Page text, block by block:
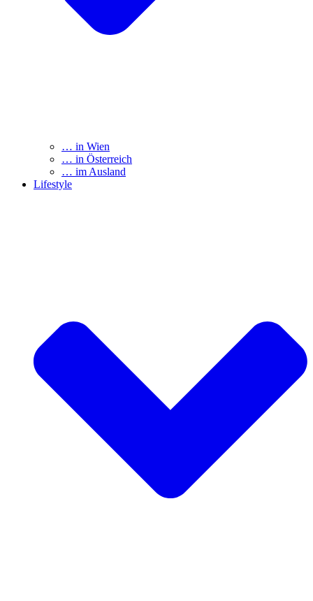
… in Wien
… in Österreich
… im Ausland
Lifestyle